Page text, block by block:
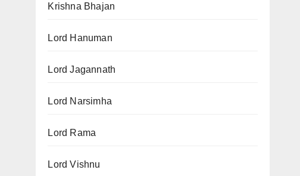
Krishna Bhajan
Lord Hanuman
Lord Jagannath
Lord Narsimha
Lord Rama
Lord Vishnu